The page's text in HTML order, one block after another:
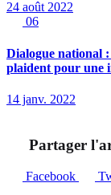
24 août 2022
06
Dialogue national
plaident pour une
14 janv. 2022
Partager
Facebook